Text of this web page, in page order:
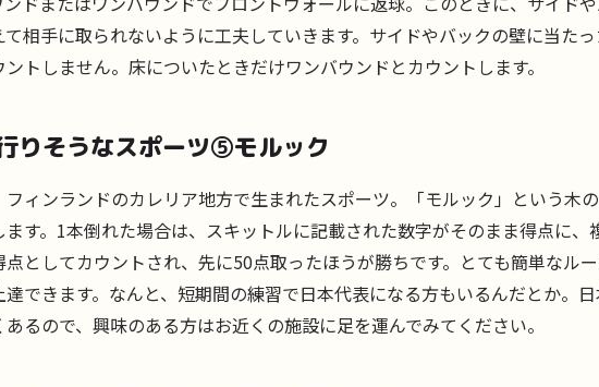
て相手に取られないように工夫していきます。サイドやバックの壁に当た
トしません。床についたときだけワンバウンドとカウントします。
りそうなスポーツ⑤モルック
フィンランドのカレリア地方で生まれたスポーツ。「モルック」という木
ます。1本倒れた場合は、スキットルに記載された数字がそのまま得点に、
としてカウントされ、先に50点取ったほうが勝ちです。とても簡単なル
達できます。なんと、短期間の練習で日本代表になる方もいるんだとか。
るので、興味のある方はお近くの施設に足を運んでみてください。